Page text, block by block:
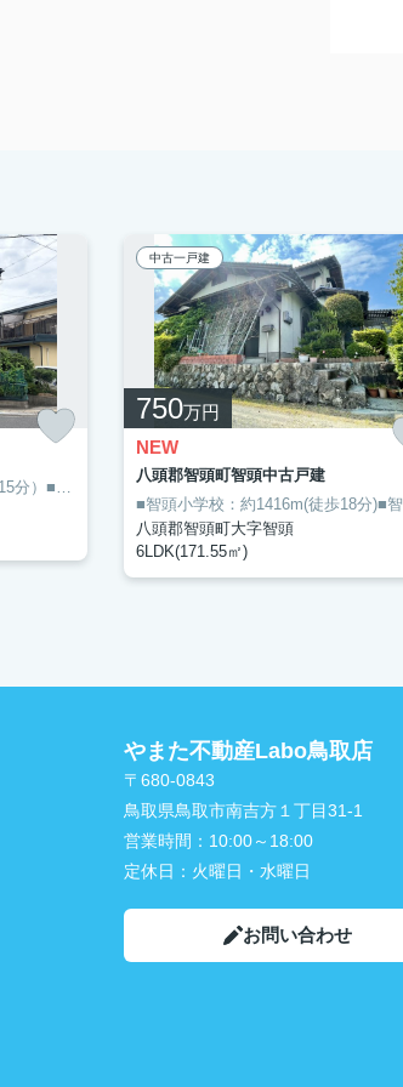
■明倫小学校：約1165分（徒歩15分）■倉吉東中学校：約1208m(徒歩16分）●暮らしに便利なラ・ムー 倉吉南店(スーパー)がこちらから152mのところにあります。余裕のある朝を楽しめる、バス停から徒歩3分以内の物件。こちらは中古の戸建て物件です。住み良い環境が整っている倉吉市で新生活を始めるのであれば、当社で不動産探しを行ってください。まずはお問い合わせからお待ちしております。
中古一戸建
750万円
NEW
八頭郡智頭町智頭中古戸建
八頭郡智頭町大字智頭
6LDK(171.55㎡)
やまた不動産Labo鳥取店
〒680-0843
鳥取県鳥取市南吉方１丁目31-1
営業時間： 10:00～18:00
定休日： 火曜日・水曜日
お問い合わせ